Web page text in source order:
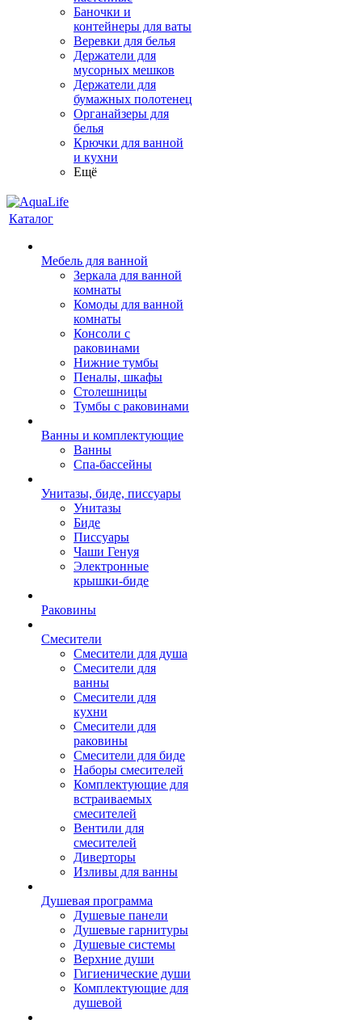
Баночки и
контейнеры для ваты
Веревки для белья
Держатели для
мусорных мешков
Держатели для
бумажных полотенец
Органайзеры для
белья
Крючки для ванной
и кухни
Ещё
Каталог
Мебель для ванной
Зеркала для ванной
комнаты
Комоды для ванной
комнаты
Консоли с
раковинами
Нижние тумбы
Пеналы, шкафы
Столешницы
Тумбы с раковинами
Ванны и комплектующие
Ванны
Спа-бассейны
Унитазы, биде, писсуары
Унитазы
Биде
Писсуары
Чаши Генуя
Электронные
крышки-биде
Раковины
Смесители
Смесители для душа
Смесители для
ванны
Смесители для
кухни
Смесители для
раковины
Смесители для биде
Наборы смесителей
Комплектующие для
встраиваемых
смесителей
Вентили для
смесителей
Диверторы
Изливы для ванны
Душевая программа
Душевые панели
Душевые гарнитуры
Душевые системы
Верхние души
Гигиенические души
Комплектующие для
душевой